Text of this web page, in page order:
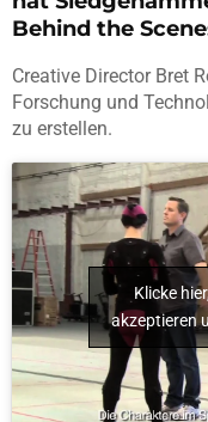
Behind the
Creative Director Bret
Forschung und
zu erstellen.
Klicke
akzeptieren